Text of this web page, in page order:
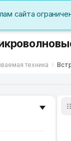
техника
сайта